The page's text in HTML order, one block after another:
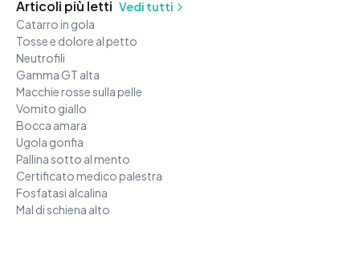
Articoli più letti Vedi tutti
Catarro in gola
Tosse e dolore al petto
Neutrofili
Gamma GT alta
Macchie rosse sulla pelle
Vomito giallo
Bocca amara
Ugola gonfia
Pallina sotto al mento
Certificato medico palestra
Fosfatasi alcalina
Mal di schiena alto